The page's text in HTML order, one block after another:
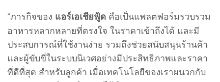
“ภารกิจของ แอร์เอเชียฟู้ด คือเป็นแพลตฟอร์มรวบรวม
อาหารหลากหลายที่ตรงใจ ในราคาเข้าถึงได้ และมี
ประสบการณ์ที่ใช้งานง่าย รวมถึงช่วยสนับสนุนร้านค้า
และผู้ขับขี่ในระบบนิเวศอย่างมีประสิทธิภาพและราคา
ที่ดีที่สุด สำหรับลูกค้า เมื่อเทคโนโลยีของเราผนวกกับ